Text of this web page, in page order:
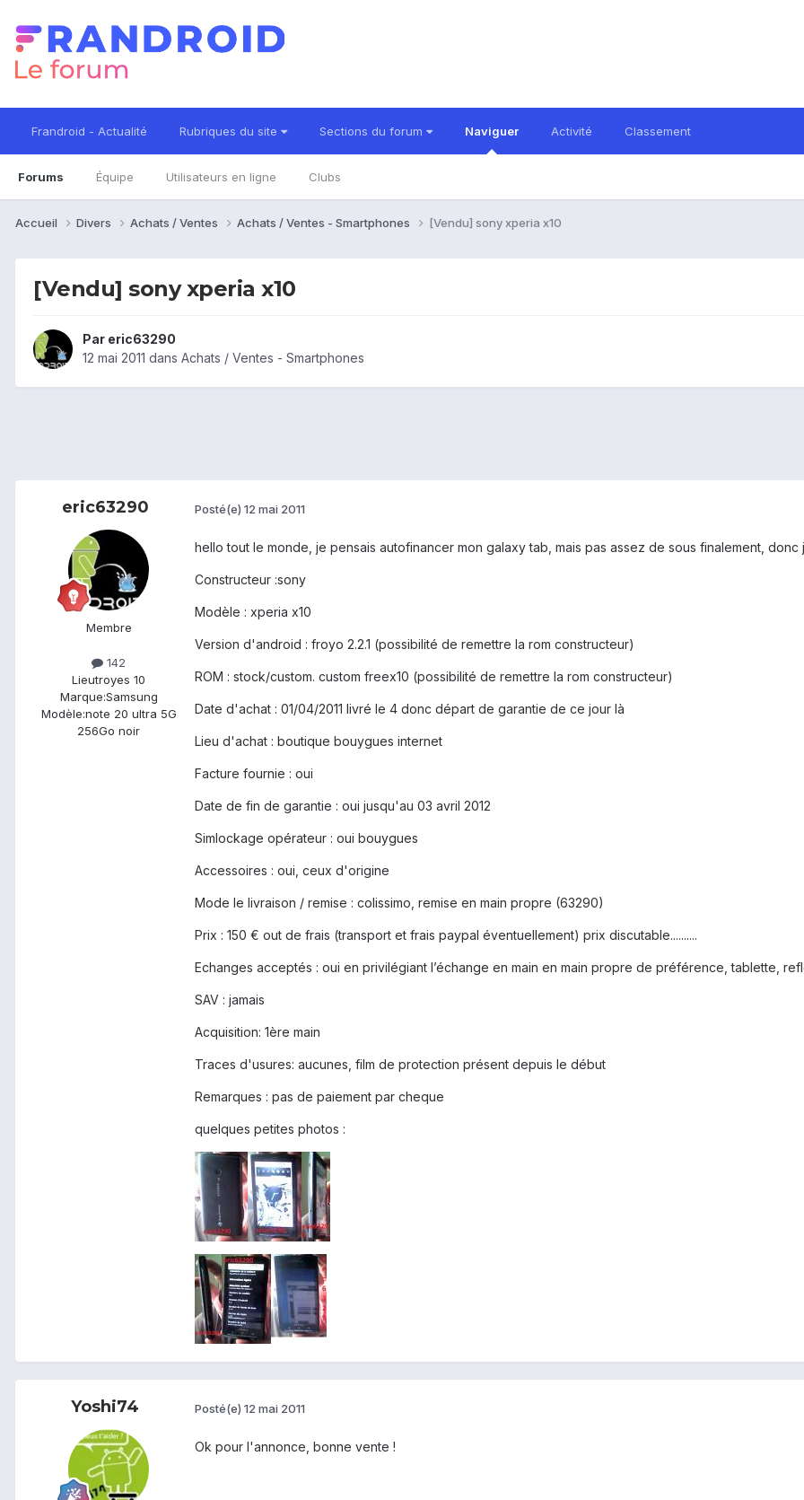
Frandroid - Actualité Rubriques du site Sections du forum Naviguer
Forums Équipe Utilisateurs en ligne Clubs
Activité Classement
Accueil Divers Achats / Ventes Achats / Ventes - Smartphones [Vendu] sony xperia x10
[Vendu] sony xperia x10
Par eric63290
12 mai 2011 dans Achats / Ventes - Smartphones
eric63290
Membre
142
Lieutroyes 10
Marque:Samsung
Modèle:note 20 ultra 5G
256Go noir
Posté(e) 12 mai 2011
hello tout le monde, je pensais autofinancer mon galaxy tab, mais pas assez de sous finalement,
Constructeur :sony
Modèle : xperia x10
Version d'android : froyo 2.2.1 (possibilité de remettre la rom constructeur)
ROM : stock/custom. custom freex10 (possibilité de remettre la rom constructeur)
Date d'achat : 01/04/2011 livré le 4 donc départ de garantie de ce jour là
Lieu d'achat : boutique bouygues internet
Facture fournie : oui
Date de fin de garantie : oui jusqu'au 03 avril 2012
Simlockage opérateur : oui bouygues
Accessoires : oui, ceux d'origine
Mode le livraison / remise : colissimo, remise en main propre (63290)
Prix : 150 € out de frais (transport et frais paypal éventuellement) prix discutable..........
Echanges acceptés : oui en privilégiant l’échange en main en main propre de préférence, tablette,
SAV : jamais
Acquisition: 1ère main
Traces d'usures: aucunes, film de protection présent depuis le début
Remarques : pas de paiement par cheque
quelques petites photos :
Yoshi74 Posté(e) 12 mai 2011
Ok pour l'annonce, bonne vente !